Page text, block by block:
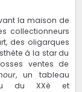
la maison de
collectionneurs
des oligarques
à la star du
ventes de
, un tableau
du XXè et